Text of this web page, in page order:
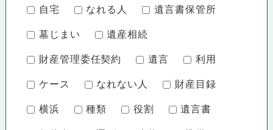
自宅 なれる人 遺言書保管所
墓じまい 遺産相続
財産管理委任契約 遺言 利用
ケース なれない人 財産目録
横浜 種類 役割 遺言書